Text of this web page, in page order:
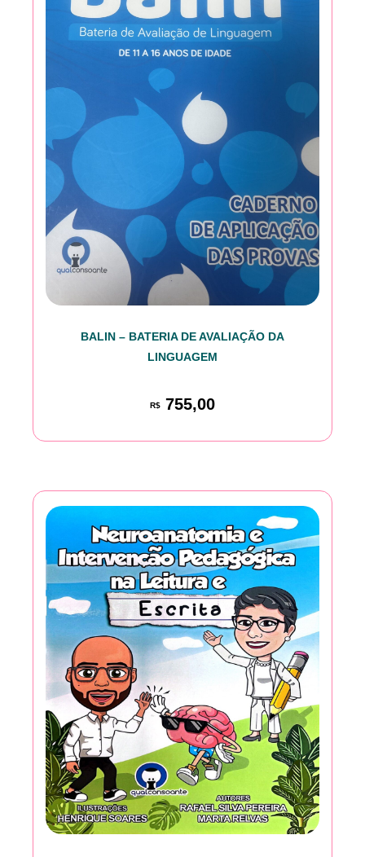
BALIN – BATERIA DE AVALIAÇÃO DA
LINGUAGEM
R$ 755,00